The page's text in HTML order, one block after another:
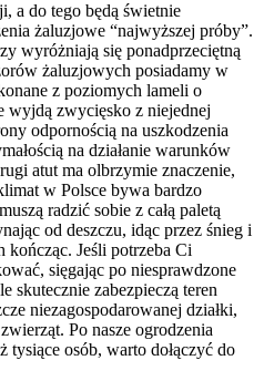
a do tego będą świetnie
żaluzjowe “najwyższej próby”.
wyróżniają się ponadprzeciętną
żaluzjowych posiadamy w
z poziomych lameli o
wyjdą zwycięsko z niejednej
odpornością na uszkodzenia
na działanie warunków
atut ma olbrzymie znaczenie,
w Polsce bywa bardzo
radzić sobie z całą paletą
od deszczu, idąc przez śnieg i
kończąc. Jeśli potrzeba Ci
sięgając po niesprawdzone
skutecznie zabezpieczą teren
niezagospodarowanej działki,
Po nasze ogrodzenia
tysiące osób, warto dołączyć do